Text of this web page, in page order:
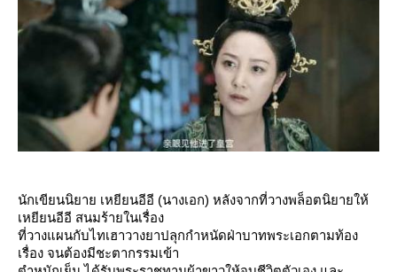
นักเขียนนิยาย เหยียนอีอี (นางเอก) หลังจากที่วางพล็อตนิยายให้
เหยียนอีอี สนมร้ายในเรื่อง
ที่วางแผนกับไทเฮาวางยาปลุกกำหนัดฝ่าบาทพระเอกตามท้อง
เรื่อง จนต้องมีชะตากรรมเข้า